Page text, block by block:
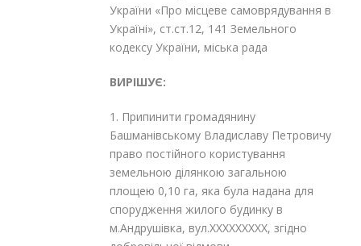
України «Про місцеве самоврядування в
Україні», ст.ст.12, 141 Земельного
кодексу України, міська рада
ВИРІШУЄ:
1. Припинити громадянину
Башманівському Владиславу Петровичу
право постійного користування
земельною ділянкою загальною
площею 0,10 га, яка була надана для
спорудження жилого будинку в
м.Андрушівка, вул.XXXXXXXXX, згідно